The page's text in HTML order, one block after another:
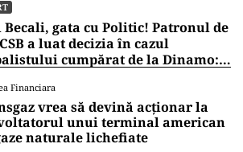
Becali, gata cu Politic! Patronul de
a luat decizia în cazul
cumpărat de la Dinamo:
Financiara
vrea să devină acționar la
unui terminal american
naturale lichefiate